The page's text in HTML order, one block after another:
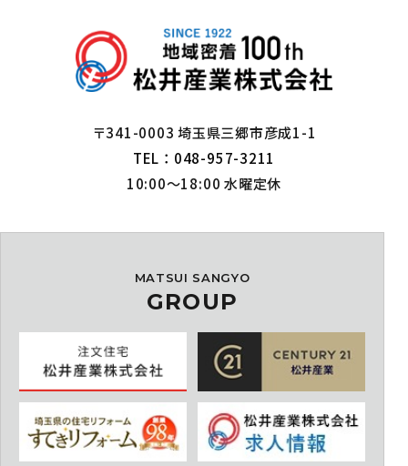
〒341-0003 埼玉県三郷市彦成1-1
TEL：048-957-3211
10:00～18:00 水曜定休
MATSUI SANGYO
GROUP